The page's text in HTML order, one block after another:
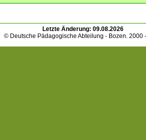
Letzte Änderung: 09.08.2026
© Deutsche Pädagogische Abteilung - Bozen. 2000